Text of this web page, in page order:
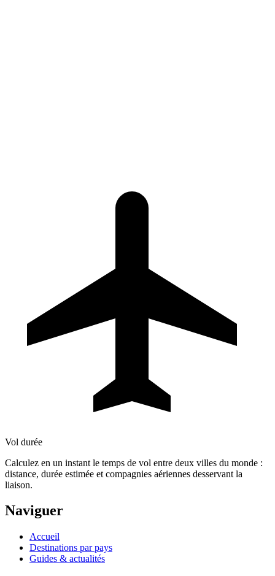
Vol durée
Calculez en un instant le temps de vol entre deux villes du monde :
distance, durée estimée et compagnies aériennes desservant la
liaison.
Naviguer
Accueil
Destinations par pays
Guides & actualités